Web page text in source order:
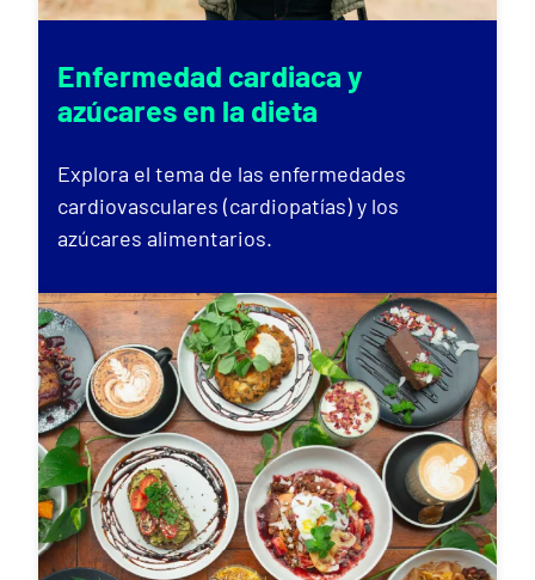
Enfermedad cardiaca y
azúcares en la dieta
Explora el tema de las enfermedades
cardiovasculares (cardiopatías) y los
azúcares alimentarios.